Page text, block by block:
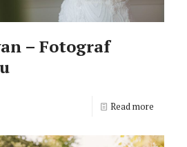
– Fotograf
Read more